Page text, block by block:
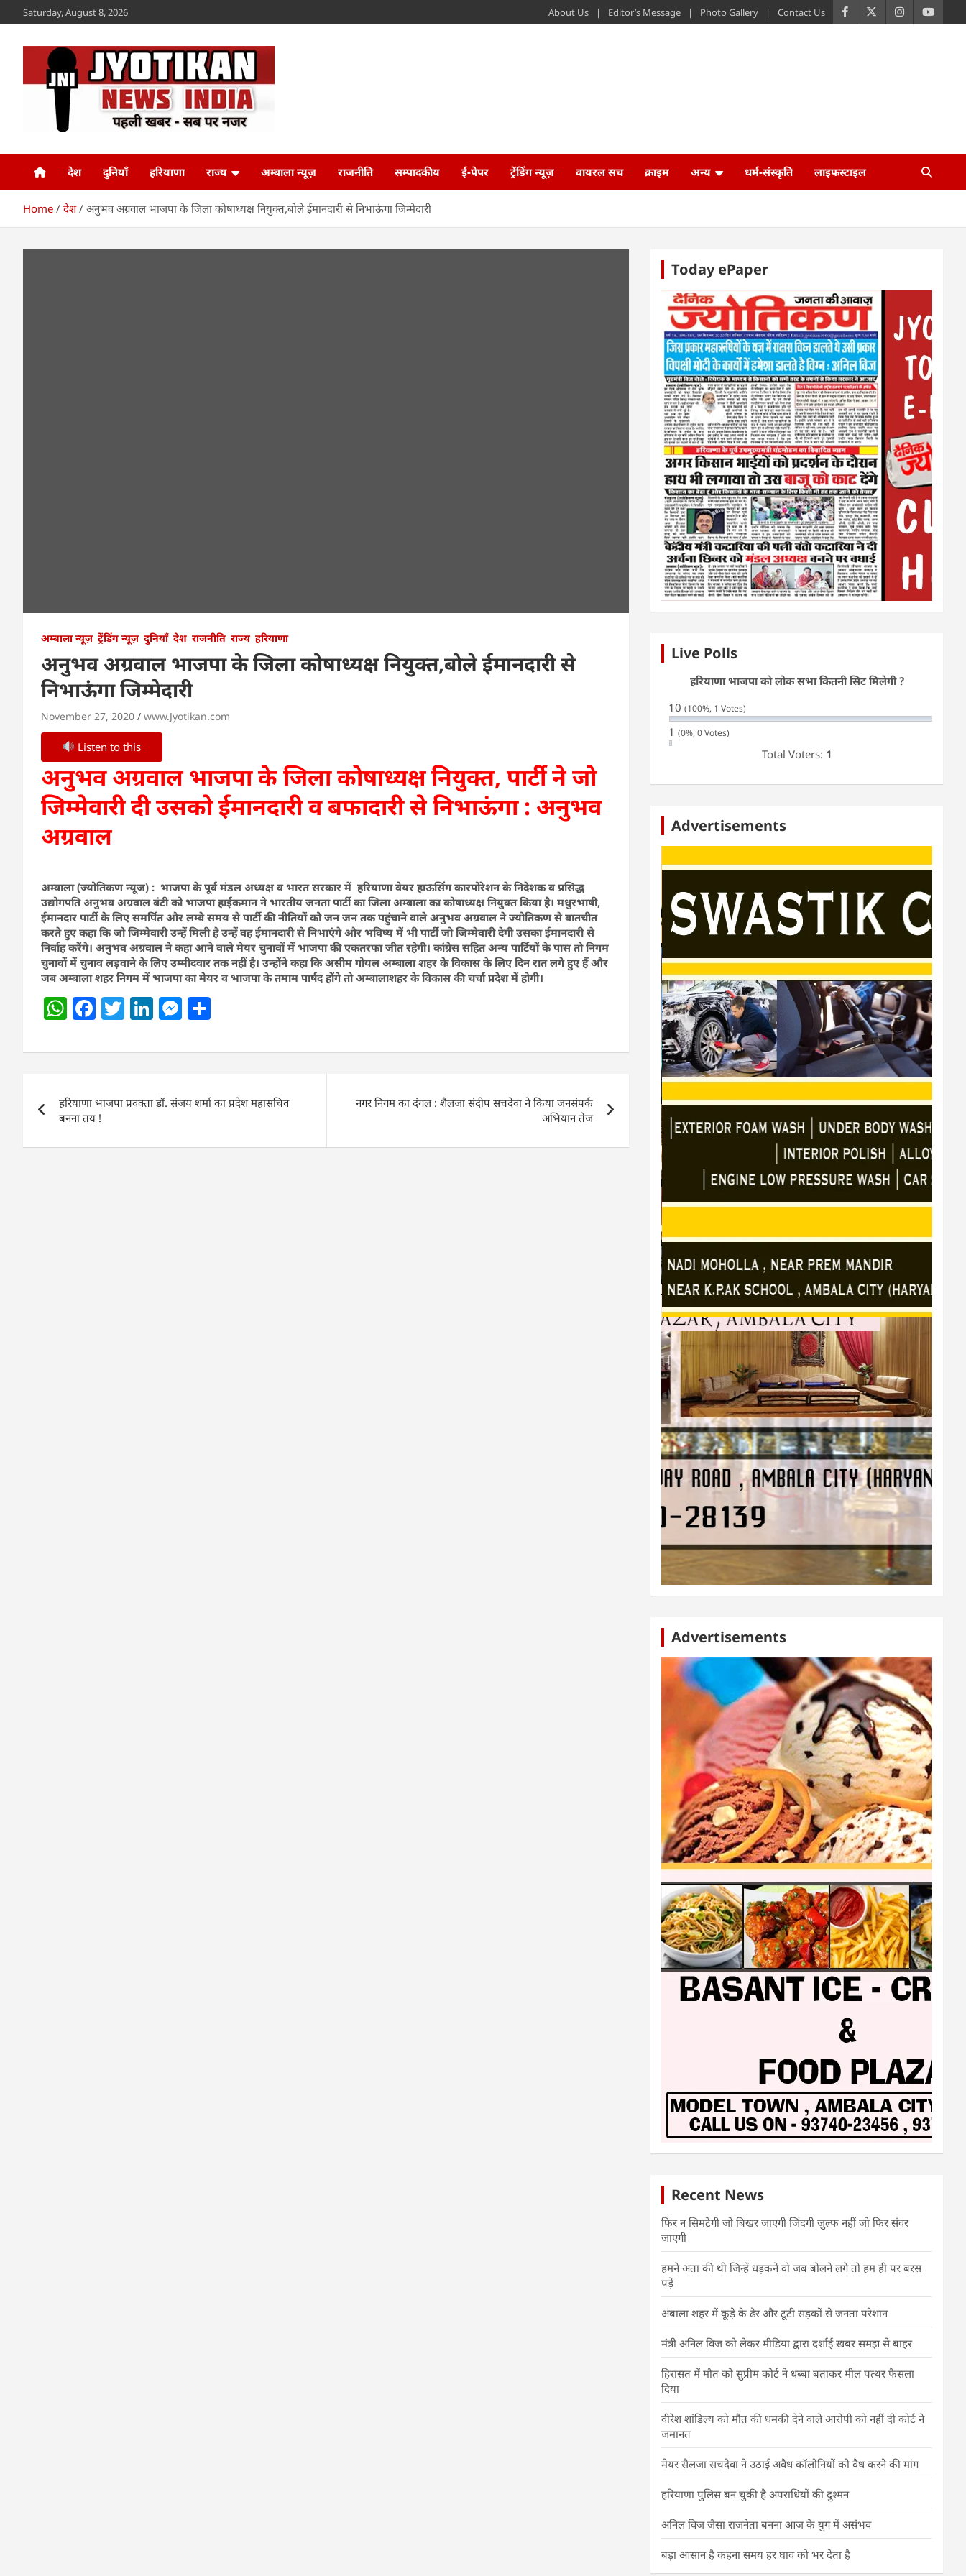
to
Saturday, August 8, 2026 About Us Editor’s Message Photo Gallery Contact Us
Jyotikan
देश दुनियाँ हरियाणा राज्य अम्बाला न्यूज़ राजनीति सम्पादकीय ई-पेपर ट्रेंडिंग न्यूज़ वायरल सच क्राइम अन्य धर्म-संस्कृति लाइफस्टाइल
Home देश अनुभव अग्रवाल भाजपा के जिला कोषाध्यक्ष नियुक्त,बोले ईमानदारी से निभाऊंगा जिम्मेदारी
अम्बाला न्यूज़ ट्रेंडिंग न्यूज़ दुनियाँ देश राजनीति राज्य हरियाणा
अनुभव अग्रवाल भाजपा के जिला कोषाध्यक्ष नियुक्त,बोले ईमानदारी से
निभाऊंगा जिम्मेदारी
November 27, 2020 www.Jyotikan.com
Listen to this
अनुभव अग्रवाल भाजपा के जिला कोषाध्यक्ष नियुक्त, पार्टी ने जो
जिम्मेवारी दी उसको ईमानदारी व बफादारी से निभाऊंगा : अनुभव
अग्रवाल
अम्बाला (ज्योतिकण न्यूज) : भाजपा के पूर्व मंडल अध्यक्ष व भारत सरकार में हरियाणा वेयर हाऊसिंग कारपोरेशन के निदेशक व प्रसिद्ध
उद्योगपति अनुभव अग्रवाल बंटी को भाजपा हाईकमान ने भारतीय जनता पार्टी का जिला अम्बाला का कोषाध्यक्ष नियुक्त किया है। मधुरभाषी,
ईमानदार पार्टी के लिए समर्पित और लम्बे समय से पार्टी की नीतियों को जन जन तक पहुंचाने वाले अनुभव अग्रवाल ने ज्योतिकण से बातचीत
करते हुए कहा कि जो जिम्मेवारी उन्हें मिली है उन्हें वह ईमानदारी से निभाएंगे और भविष्य में भी पार्टी जो जिम्मेवारी देगी उसका ईमानदारी से
निर्वाह करेंगे। अनुभव अग्रवाल ने कहा आने वाले मेयर चुनावों में भाजपा की एकतरफा जीत रहेगी। कांग्रेस सहित अन्य पार्टियों के पास तो निगम
चुनावों में चुनाव लड़वाने के लिए उम्मीदवार तक नहीं है। उन्होंने कहा कि असीम गोयल अम्बाला शहर के विकास के लिए दिन रात लगे हुए हैं और
जब अम्बाला शहर निगम में भाजपा का मेयर व भाजपा के तमाम पार्षद होंगे तो अम्बालाशहर के विकास की चर्चा प्रदेश में होगी।
W
at
A
p
p
F
c
b
o
o
T
itt
Li
k
dI
M
ss
n
er
ar
navigation
हरियाणा भाजपा प्रवक्ता डॉ. संजय शर्मा का प्रदेश महासचिव
बनना तय !
नगर निगम का दंगल : शैलजा संदीप सचदेवा ने किया जनसंपर्क
अभियान तेज
Today ePaper
Live Polls
हरियाणा भाजपा को लोक सभा कितनी सिट मिलेगी ?
10(100%, 1 Votes)
1(0%, 0 Votes)
Total Voters: 1
Advertisements
Advertisements
Recent News
फिर न सिमटेगी जो बिखर जाएगी जिंदगी जुल्फ नहीं जो फिर संवर
जाएगी
हमने अता की थी जिन्हें धड़कनें वो जब बोलने लगे तो हम ही पर बरस
पड़ें
अंबाला शहर में कूड़े के ढेर और टूटी सड़कों से जनता परेशान
मंत्री अनिल विज को लेकर मीडिया द्वारा दर्शाई खबर समझ से बाहर
हिरासत में मौत को सुप्रीम कोर्ट ने धब्बा बताकर मील पत्थर फैसला
दिया
वीरेश शांडिल्य को मौत की धमकी देने वाले आरोपी को नहीं दी कोर्ट ने
जमानत
मेयर सैलजा सचदेवा ने उठाई अवैध कॉलोनियों को वैध करने की मांग
हरियाणा पुलिस बन चुकी है अपराधियों की दुश्मन
अनिल विज जैसा राजनेता बनना आज के युग में असंभव
बड़ा आसान है कहना समय हर घाव को भर देता है